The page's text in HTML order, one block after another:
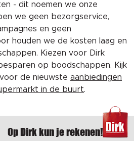
- dit noemen we onze
we geen bezorgservice,
en geen
houden we de kosten laag en
Kiezen voor Dirk
op boodschappen. Kijk
voor de nieuwste aanbiedingen
in de buurt.
Op Dirk kun je rekenen!